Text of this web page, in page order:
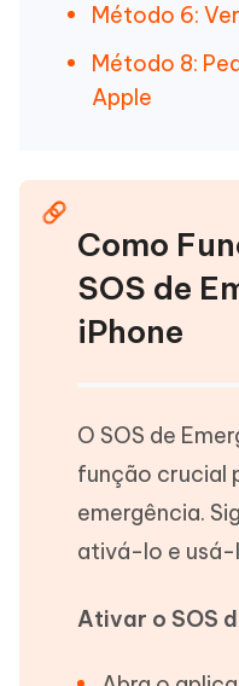
Método 6:
Método 8:
Apple
Como
SOS de
iPhone
O SOS de
função crucial
emergência.
ativá-lo e usá-
Ativar o SOS